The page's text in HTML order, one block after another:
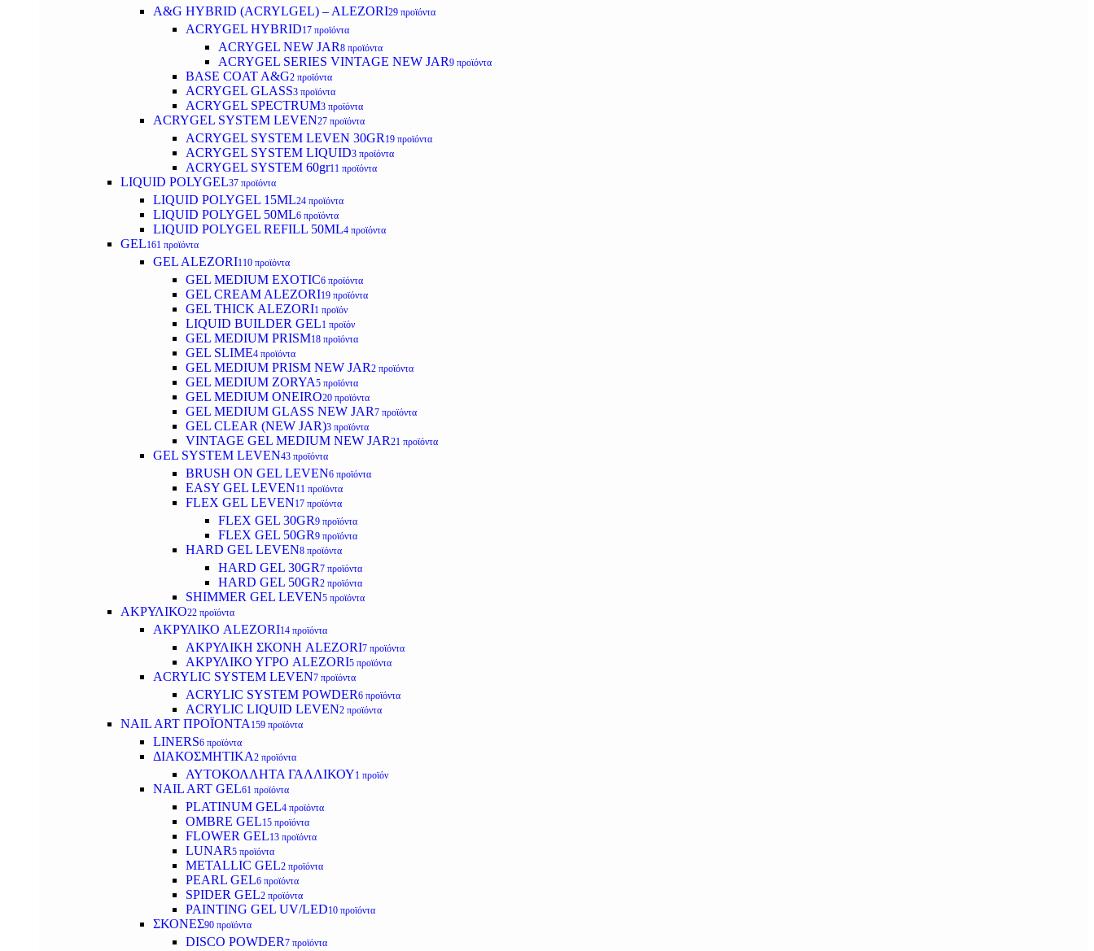
A&G HYBRID (ACRYLGEL) – ALEZORI29 προϊόντα
ACRYGEL HYBRID17 προϊόντα
ACRYGEL NEW JAR8 προϊόντα
ACRYGEL SERIES VINTAGE NEW JAR9 προϊόντα
BASE COAT A&G2 προϊόντα
ACRYGEL GLASS3 προϊόντα
ACRYGEL SPECTRUM3 προϊόντα
ACRYGEL SYSTEM LEVEN27 προϊόντα
ACRYGEL SYSTEM LEVEN 30GR 19 προϊόντα
ACRYGEL SYSTEM LIQUID3 προϊόντα
ACRYGEL SYSTEM 60gr11 προϊόντα
LIQUID POLYGEL37 προϊόντα
LIQUID POLYGEL 15ML24 προϊόντα
LIQUID POLYGEL 50ML6 προϊόντα
LIQUID POLYGEL REFILL 50ML4 προϊόντα
GEL161 προϊόντα
GEL ALEZORI110 προϊόντα
GEL MEDIUM EXOTIC6 προϊόντα
GEL CREAM ALEZORI19 προϊόντα
GEL THICK ALEZORI1 προϊόν
LIQUID BUILDER GEL1 προϊόν
GEL MEDIUM PRISM18 προϊόντα
GEL SLIME4 προϊόντα
GEL MEDIUM PRISM NEW JAR2 προϊόντα
GEL MEDIUM ZORYA5 προϊόντα
GEL MEDIUM ONEIRO20 προϊόντα
GEL MEDIUM GLASS NEW JAR7 προϊόντα
GEL CLEAR (NEW JAR)3 προϊόντα
VINTAGE GEL MEDIUM NEW JAR21 προϊόντα
GEL SYSTEM LEVEN43 προϊόντα
BRUSH ON GEL LEVEN6 προϊόντα
EASY GEL LEVEN11 προϊόντα
FLEX GEL LEVEN17 προϊόντα
FLEX GEL 30GR9 προϊόντα
FLEX GEL 50GR9 προϊόντα
HARD GEL LEVEN8 προϊόντα
HARD GEL 30GR7 προϊόντα
HARD GEL 50GR2 προϊόντα
SHIMMER GEL LEVEN5 προϊόντα
ΑΚΡΥΛΙΚΟ22 προϊόντα
ΑΚΡΥΛΙΚΟ ALEZORI14 προϊόντα
ΑΚΡΥΛΙΚΗ ΣΚΟΝΗ ALEZORI7 προϊόντα
ΑΚΡΥΛΙΚΟ ΥΓΡΟ ALEZORI5 προϊόντα
ACRYLIC SYSTEM LEVEN7 προϊόντα
ACRYLIC SYSTEM POWDER6 προϊόντα
ACRYLIC LIQUID LEVEN2 προϊόντα
NAIL ART ΠΡΟΪΟΝΤΑ 159 προϊόντα
LINERS6 προϊόντα
ΔΙΑΚΟΣΜΗΤΙΚΑ2 προϊόντα
ΑΥΤΟΚΟΛΛΗΤΑ ΓΑΛΛΙΚΟΥ1 προϊόν
NAIL ART GEL61 προϊόντα
PLATINUM GEL4 προϊόντα
OMBRE GEL15 προϊόντα
FLOWER GEL13 προϊόντα
LUNAR5 προϊόντα
METALLIC GEL2 προϊόντα
PEARL GEL6 προϊόντα
SPIDER GEL2 προϊόντα
PAINTING GEL UV/LED10 προϊόντα
ΣΚΟΝΕΣ90 προϊόντα
DISCO POWDER7 προϊόντα